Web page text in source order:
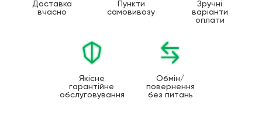
Доставка
вчасно
Пункти
самовивозу
Зручні
варіанти
оплати
Якісне
гарантійне
обслуговування
Обмін/
повернення
без питань